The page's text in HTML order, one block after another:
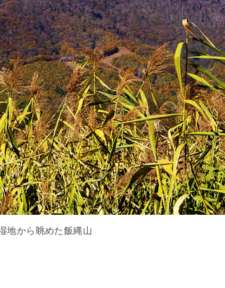
地から眺めた飯縄山